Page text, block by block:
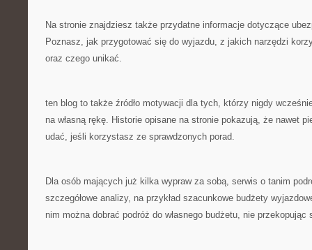
Na stronie znajdziesz także przydatne informacje dotyczące
Poznasz, jak przygotować się do wyjazdu, z jakich narzędzi
oraz czego unikać.
ten blog to także źródło motywacji dla tych, którzy nigdy
na własną rękę. Historie opisane na stronie pokazują, że nawet
udać, jeśli korzystasz ze sprawdzonych porad.
Dla osób mających już kilka wypraw za sobą, serwis o tanim
szczegółowe analizy, na przykład szacunkowe budżety
nim można dobrać podróż do własnego budżetu, nie